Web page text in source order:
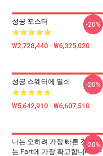
성공 포스터
₩2,728,440 - ₩6,325,020
-20%
성공 스웨터에 열쇠
₩5,642,910 - ₩6,607,510
-20%
나는 오히려 가장 빠른 것 보다
는 Fart에 가장 확고합니다 - - -
-20%